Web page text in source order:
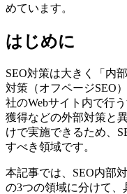
めています。
はじめに
SEO対策は大きく「内
対策（オフページSEO
社のWebサイト内で行
獲得などの外部対策と
けで実施できるため、
すべき領域です。
本記事では、SEO内部
の3つの領域に分けて